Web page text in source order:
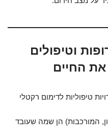
וטיפולים
החיים
טיפוליות לדימום רקטלי
המורכבות) הן שמה שעובד